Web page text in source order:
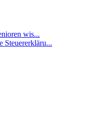
wis...
Steuererkläru...